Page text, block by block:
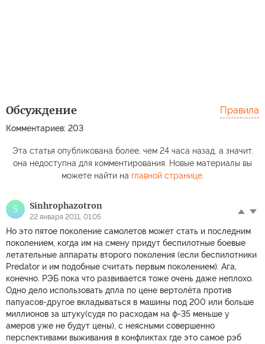
Обсуждение
Комментариев: 203
Правила
Эта статья опубликована более, чем 24 часа назад, а значит,
она недоступна для комментирования. Новые материалы вы
можете найти на главной странице.
S Sinhrophazotron
22 января 2011, 01:05
Но это пятое поколение самолетов может стать и последним
поколением, когда им на смену придут беспилотные боевые
летательные аппараты второго поколения (если беспилотники
Predator и им подобные считать первым поколением). Ага,
конечно. РЭБ пока что развивается тоже очень даже неплохо.
Одно дело использовать дпла по цене вертолёта против
папуасов-другое вкладываться в машины под 200 или больше
миллионов за штуку(судя по расходам на ф-35 меньше у
амеров уже не будут цены), с неясными совершенно
перспективами выживания в конфликтах где это самое рэб